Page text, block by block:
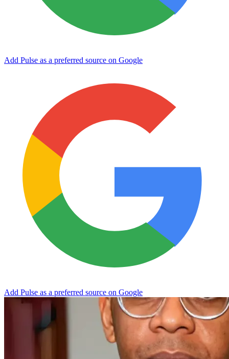
Add Pulse as a preferred source on Google
Add Pulse as a preferred source on Google